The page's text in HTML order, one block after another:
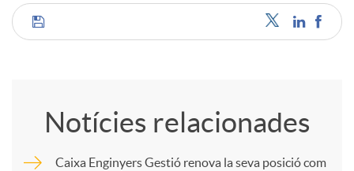
C
m
Notícies relacionades
Caixa Enginyers Gestió renova la seva posició com